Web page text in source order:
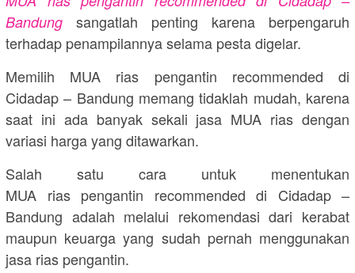
Bandung sangatlah penting karena berpengaruh
terhadap penampilannya selama pesta digelar.
Memilih MUA rias pengantin recommended di
Cidadap – Bandung memang tidaklah mudah, karena
saat ini ada banyak sekali jasa MUA rias dengan
variasi harga yang ditawarkan.
Salah satu cara untuk menentukan
MUA rias pengantin recommended di Cidadap –
Bandung adalah melalui rekomendasi dari kerabat
maupun keuarga yang sudah pernah menggunakan
jasa rias pengantin.